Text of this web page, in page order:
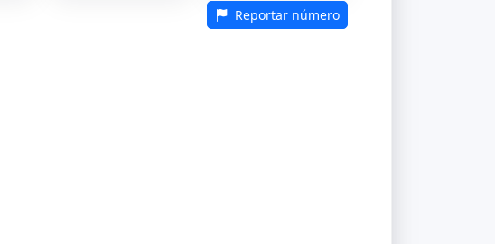
Reportar número